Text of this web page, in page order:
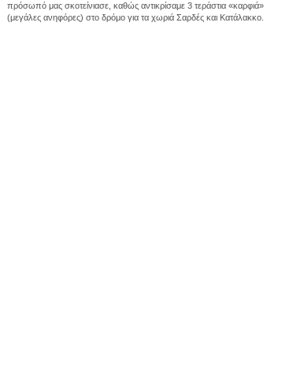
πρόσωπό μας σκοτείνιασε, καθώς αντικρίσαμε 3 τεράστια «καρφιά»
(μεγάλες ανηφόρες) στο δρόμο για τα χωριά Σαρδές και Κατάλακκο.